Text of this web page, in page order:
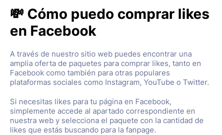
💸 Cómo puedo comprar likes
en Facebook
A través de nuestro sitio web puedes encontrar una
amplia oferta de paquetes para comprar likes, tanto en
Facebook como también para otras populares
plataformas sociales como Instagram, YouTube o Twitter.
Si necesitas likes para tu página en Facebook,
simplemente accede al apartado correspondiente en
nuestra web y selecciona el paquete con la cantidad de
likes que estás buscando para la fanpage.